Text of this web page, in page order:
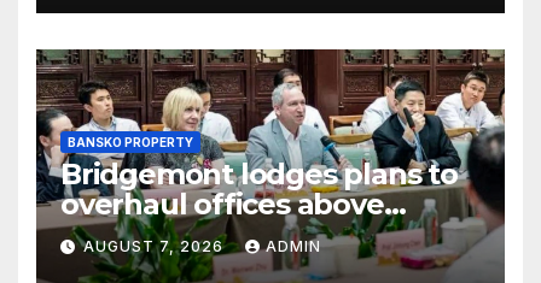
BANSKO PROPERTY
Bridgemont lodges plans to
overhaul offices above
London’s Charing Cross
AUGUST 7, 2026 ADMIN